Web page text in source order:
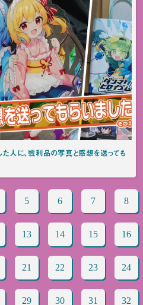
人に、戦利品の写真と感想を送っても
5 6 7 8
13 14 15 16
21 22 23 24
29 30 31 32